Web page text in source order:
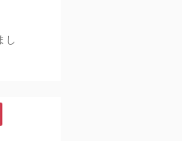
し